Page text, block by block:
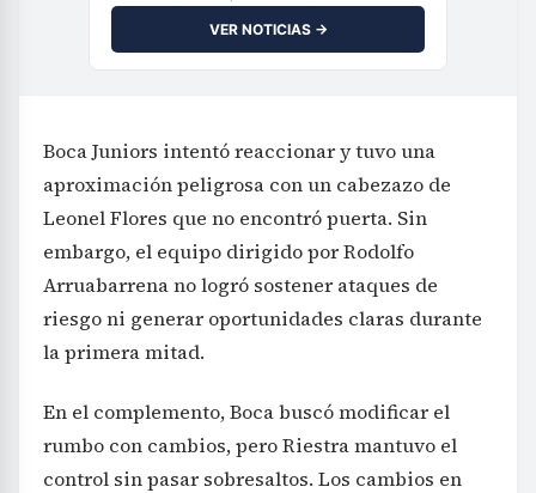
VER NOTICIAS →
Boca Juniors intentó reaccionar y tuvo una
aproximación peligrosa con un cabezazo de
Leonel Flores que no encontró puerta. Sin
embargo, el equipo dirigido por Rodolfo
Arruabarrena no logró sostener ataques de
riesgo ni generar oportunidades claras durante
la primera mitad.
En el complemento, Boca buscó modificar el
rumbo con cambios, pero Riestra mantuvo el
control sin pasar sobresaltos. Los cambios en